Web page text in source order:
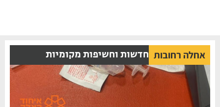
אחלה רחובות חדשות וחשיפות מקומיות